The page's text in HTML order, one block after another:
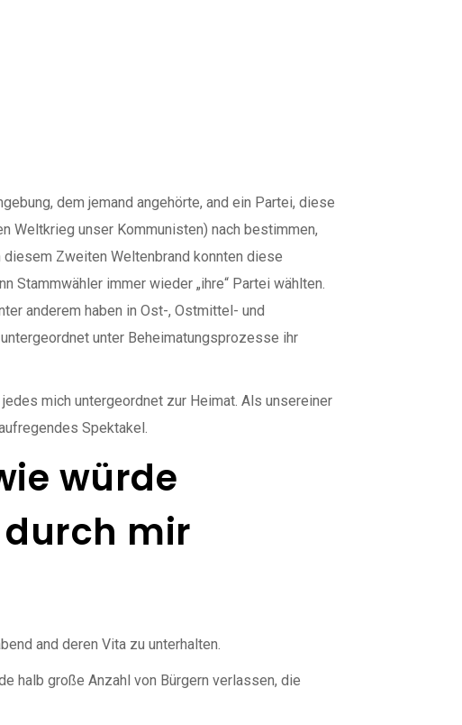
dem jemand angehörte, and ein Partei, diese
Weltkrieg unser Kommunisten) nach bestimmen,
diesem Zweiten Weltenbrand konnten diese
Stammwähler immer wieder „ihre“ Partei wählten.
anderem haben in Ost-, Ostmittel- und
unter Beheimatungsprozesse ihr
mich untergeordnet zur Heimat. Als unsereiner
Spektakel.
würde
mir
and deren Vita zu unterhalten.
halb große Anzahl von Bürgern verlassen, die